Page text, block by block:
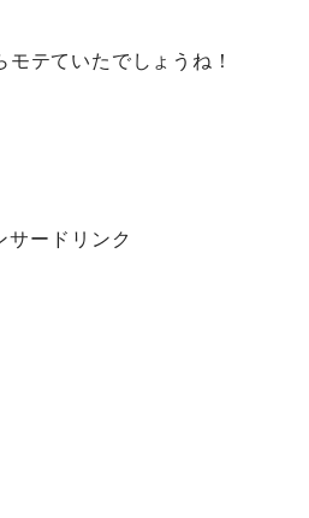
テていたでしょうね！
サードリンク